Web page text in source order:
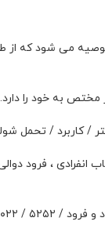
می شود که از
به خود را دارد.
/ کاربرد / تحمل